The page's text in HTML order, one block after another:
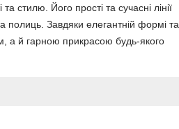
стилю. Його прості та сучасні лінії
полиць. Завдяки елегантній формі та
а й гарною прикрасою будь-якого